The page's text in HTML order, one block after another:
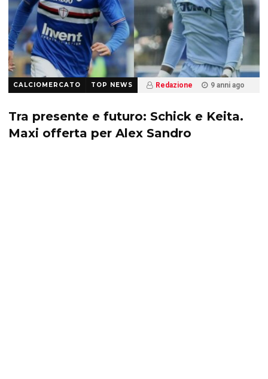
CALCIOMERCATO TOP NEWS Redazione
9 anni ago
Tra presente e futuro: Schick e Keita.
Maxi offerta per Alex Sandro